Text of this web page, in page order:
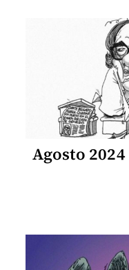
Agosto 2024